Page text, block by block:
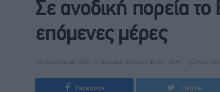
Σε ανοδική πορεία το
επόμενες μέρες
28 Σεπτεμβρίου, 2025 Updated: 28 Σεπτεμβρίου, 2025 Δεν
Facebook Twitter